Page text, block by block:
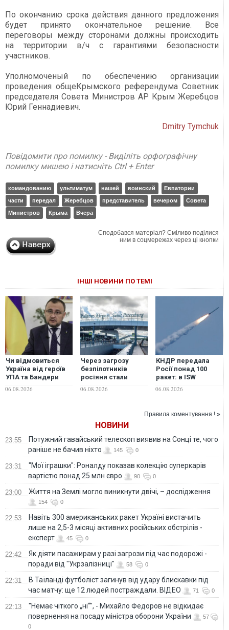
По окончанию срока действия данного предложения
будет принято окончательное решение. Все
переговоры между сторонами должны происходить
на территории в/ч с гарантиями безопасности
участников.
Уполномоченый по обеспечению организации
проведения общеКрымского референдума Советник
председателя Совета Министров АР Крым Жеребцов
Юрий Геннадиевич.
Dmitry Tymchuk
Повідомити про помилку - Виділіть орфографічну
помилку мишею і натисніть Ctrl + Enter
командованию ультиматум нашей воинский
Евпатории
части
передал Жеребцов представитель вечером
Совета
Министров
Крыма Вчера
Сподобався матеріал? Сміливо поділися
ним в соцмережах через ці кнопки
ІНШІ НОВИНИ ПО ТЕМІ
Чи відмовиться
Україна від героїв
УПА та Бандери
Польщі відповів на
06.08.2026
Через загрозу
безпілотників
росіяни стали
Москвою та
06.08.2026
КНДР передала
Росії понад 100
ракет: в ISW
нову загрозу для
06.08.2026
Правила коментування ! »
НОВИНИ
23:55
Потужний гавайський телескоп виявив на Сонці те, чого
раніше не бачив ніхто
145 0
23:31
"Мої іграшки": Роналду показав колекцію суперкарів
вартістю понад 25 млн євро
90 0
23:00 Життя на Землі могло виникнути двічі, – дослідження
154 0
22:53
Навіть 300 американських ракет Україні вистачить
лише на 2,5-3 місяці активних російських обстрілів -
експерт
45 0
22:42
Як діяти пасажирам у разі загрози під час подорожі -
поради від "Укрзалізниці"
58 0
22:31
В Таїланді футболіст загинув від удару блискавки під
час матчу: ще 12 людей постраждали. ВІДЕО
71 0
22:13
"Немає чіткого „ні“", - Михайло Федоров не відкидає
повернення на посаду міністра оборони України
57
0